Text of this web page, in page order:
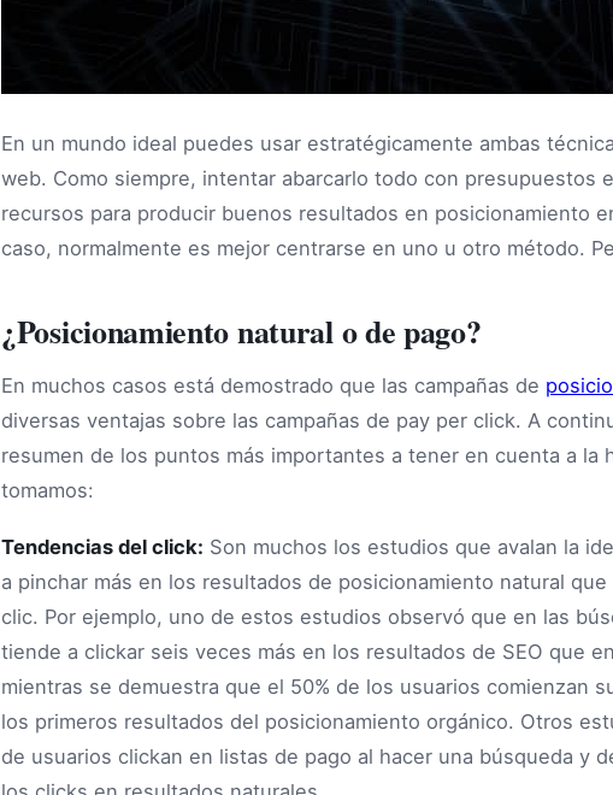
En un mundo ideal puedes usar estratégicamente ambas
web. Como siempre, intentar abarcarlo todo con presupuestos
recursos para producir buenos resultados en posicionamiento
caso, normalmente es mejor centrarse en uno u otro método.
¿Posicionamiento natural o de pago?
En muchos casos está demostrado que las campañas de
diversas ventajas sobre las campañas de pay per click. A
resumen de los puntos más importantes a tener en cuenta a la
tomamos:
Tendencias del click: Son muchos los estudios que avalan la
a pinchar más en los resultados de posicionamiento natural
clic. Por ejemplo, uno de estos estudios observó que en las
tiende a clickar seis veces más en los resultados de SEO que
mientras se demuestra que el 50% de los usuarios comienzan
los primeros resultados del posicionamiento orgánico. Otros
de usuarios clickan en listas de pago al hacer una búsqueda y